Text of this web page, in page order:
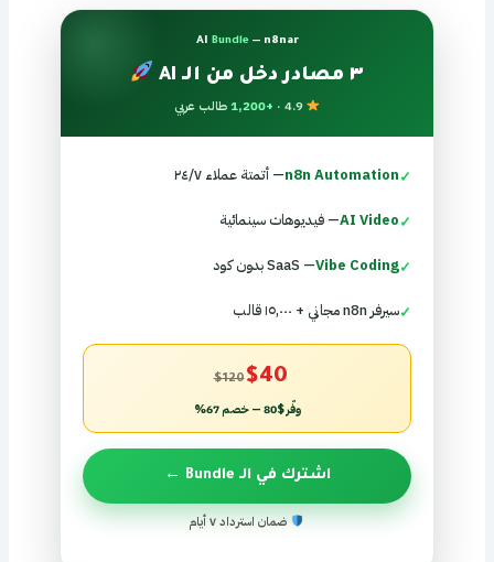
AI Bundle — n8nar
٣ مصادر دخل من الـ AI
4.9 ·
+1,200 طالب عربي
✓
n8n Automation— أتمتة عملاء ٢٤/٧
✓
AI Video— فيديوهات سينمائية
✓
Vibe Coding— SaaS بدون كود
✓سيرفر n8n مجاني + ١٥,٠٠٠ قالب
$120$40
وفّر $80 — خصم 67%
اشترك في الـ Bundle ←
ضمان استرداد ٧ أيام